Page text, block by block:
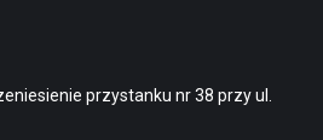
przystanku nr 38 przy ul.